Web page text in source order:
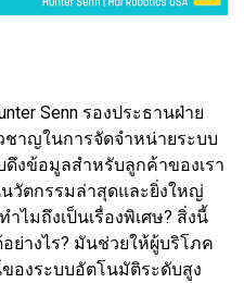
Senn รองประธานฝ่าย
ชาญในการจัดจำหน่ายระบบ
งข้อมูลสำหรับลูกค้าของเรา
วัตกรรมล่าสุดและยิ่งใหญ่
ไมถึงเป็นเรื่องพิเศษ? สิ่งนี้
ย่างไร? มันช่วยให้ผู้บริโภค
องระบบอัตโนมัติระดับสูง